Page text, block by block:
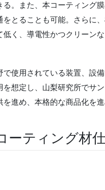
。また、本コーティング
とることも可能。さらに
く、導電性かつクリーン
使用されている装置、設備
想定し、山梨研究所でサ
進め、本格的な商品化を進
ーティング材仕